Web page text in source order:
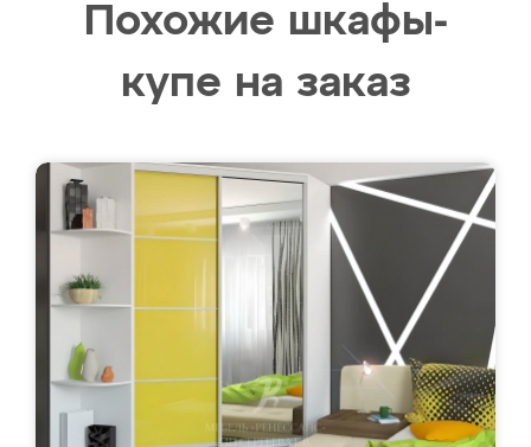
Похожие шкафы-
купе на заказ